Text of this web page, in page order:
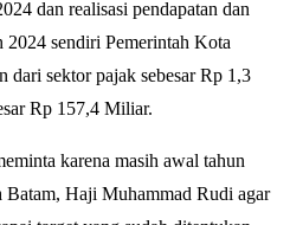
dan realisasi pendapatan dan
2024 sendiri Pemerintah Kota
dari sektor pajak sebesar Rp 1,3
Rp 157,4 Miliar.
karena masih awal tahun
Batam, Haji Muhammad Rudi agar